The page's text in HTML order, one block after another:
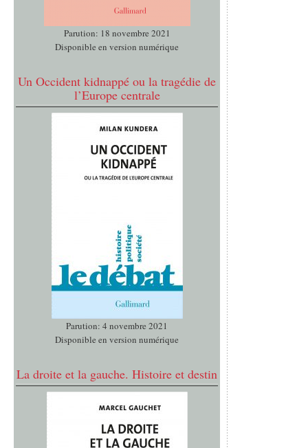
Parution: 18 novembre 2021
Disponible en version numérique
Un Occident kidnappé ou la tragédie de
l’Europe centrale
Parution: 4 novembre 2021
Disponible en version numérique
La droite et la gauche. Histoire et destin